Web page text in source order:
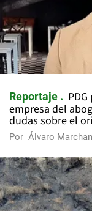
Reportaje
empresa del
dudas sobre el
Por Álvaro